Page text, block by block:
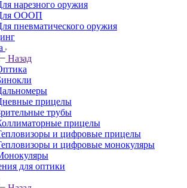
нарезного оружия
ОООП
пневматического оружия
Назад
прицелы
трубы
прицелы
и цифровые прицелы
и цифровые монокуляры
для оптики